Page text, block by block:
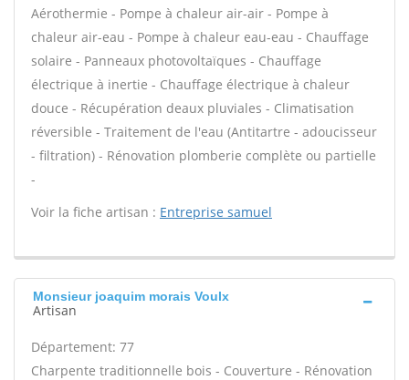
Aérothermie - Pompe à chaleur air-air - Pompe à
chaleur air-eau - Pompe à chaleur eau-eau - Chauffage
solaire - Panneaux photovoltaïques - Chauffage
électrique à inertie - Chauffage électrique à chaleur
douce - Récupération deaux pluviales - Climatisation
réversible - Traitement de l'eau (Antitartre - adoucisseur
- filtration) - Rénovation plomberie complète ou partielle
-
Voir la fiche artisan : Entreprise samuel
Monsieur joaquim morais Voulx
Artisan
Département: 77
Charpente traditionnelle bois - Couverture - Rénovation